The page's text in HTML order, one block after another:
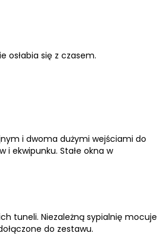
osłabia się z czasem.
i dwoma dużymi wejściami do
ekwipunku. Stałe okna w
tuneli. Niezależną sypialnię mocuje
do zestawu.